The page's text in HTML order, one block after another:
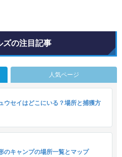
ズの注目記事
人気ページ
ウセイはどこにいる？場所と捕獲方
のキャンプの場所一覧とマップ